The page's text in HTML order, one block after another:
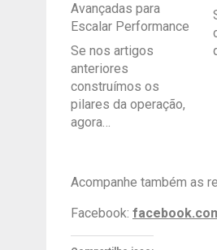
Avançadas para
Escalar Performance
Se nos artigos
anteriores
construímos os
pilares da operação,
agora…
Acompanhe também as
Facebook: